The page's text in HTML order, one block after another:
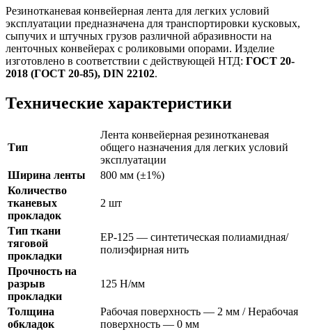
Резинотканевая конвейерная лента для легких условий
эксплуатации предназначена для транспортировки кусковых,
сыпучих и штучных грузов различной абразивности на
ленточных конвейерах с роликовыми опорами. Изделие
изготовлено в соответствии с действующей НТД: ГОСТ 20-
2018 (ГОСТ 20-85), DIN 22102.
Технические характеристики
Тип
Лента конвейерная резинотканевая
общего назначения для легких условий
эксплуатации
Ширина ленты
800 мм (±1%)
Количество
тканевых
прокладок
2 шт
Тип ткани
тяговой
прокладки
ЕР-125 — синтетическая полиамидная/
полиэфирная нить
Прочность на
разрыв
прокладки
125 Н/мм
Толщина
обкладок
Рабочая поверхность — 2 мм / Нерабочая
поверхность — 0 мм